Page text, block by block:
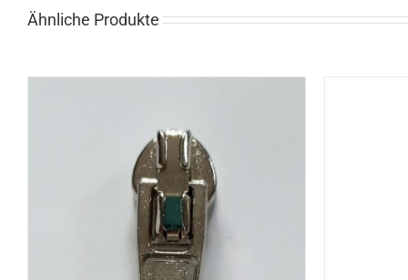
Ähnliche Produkte
OPTIONEN WÄHLEN